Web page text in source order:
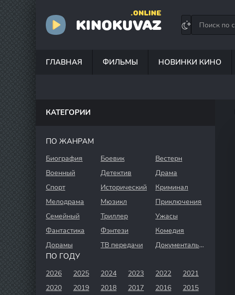
KINOKUVAZ
.ONLINE
ГЛАВНАЯ ФИЛЬМЫ НОВИНКИ КИНО
КАТЕГОРИИ
ПО ЖАНРАМ
Биография Боевик
Вестерн
Военный
Детектив
Драма
Спорт
Исторический
Криминал
Мелодрама
Мюзикл
Приключения
Семейный
Триллер
Ужасы
Фантастика
Фэнтези
Комедия
Дорамы
ТВ передачи Документальный
ПО ГОДУ
2026 2025 2024 2023 2022
2021
2020
2019 2018 2017 2016 2015